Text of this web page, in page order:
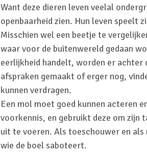
Want deze dieren leven veelal
openbaarheid zien. Hun leven speelt
Misschien wel een beetje te
waar voor de buitenwereld gedaan
eerlijkheid handelt, worden er achter
afspraken gemaakt of erger nog,
kunnen verdragen.
Een mol moet goed kunnen acteren
voorkennis, en gebruikt deze om zijn
uit te voeren. Als toeschouwer en
wie de boel saboteert.